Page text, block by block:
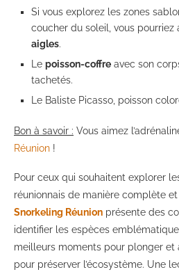
Si vous explorez les zones
coucher du soleil, vous pourriez
aigles.
Le poisson-coffre avec son
tachetés.
Le Baliste Picasso, poisson
Bon à savoir : Vous aimez
Réunion !
Pour ceux qui souhaitent explorer
réunionnais de manière complète
Snorkeling Réunion présente des
identifier les espèces
meilleurs moments pour plonger et
pour préserver l’écosystème. Une